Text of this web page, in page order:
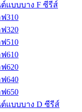
แบบบาง F ซีรีส์
ฟ310
ฟ320
ฟ510
ฟ610
ฟ620
ฟ640
ฟ650
แบบบาง D ซีรีส์